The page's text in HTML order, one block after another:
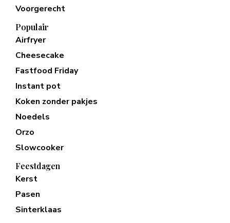
Voorgerecht
Populair
Airfryer
Cheesecake
Fastfood Friday
Instant pot
Koken zonder pakjes
Noedels
Orzo
Slowcooker
Feestdagen
Kerst
Pasen
Sinterklaas